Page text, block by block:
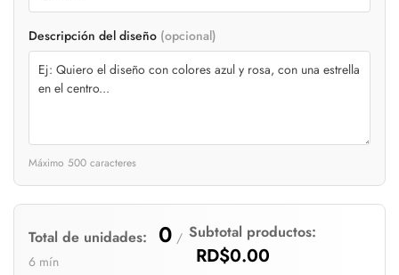
Descripción del diseño (opcional)
Máximo 500 caracteres
Total de unidades: 0 /
6 mín
Subtotal productos:
RD$0.00
No, I'm not Yes, I am